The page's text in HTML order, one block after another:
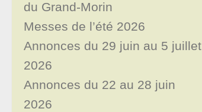
du Grand-Morin
Messes de l’été 2026
Annonces du 29 juin au 5 juillet
2026
Annonces du 22 au 28 juin
2026